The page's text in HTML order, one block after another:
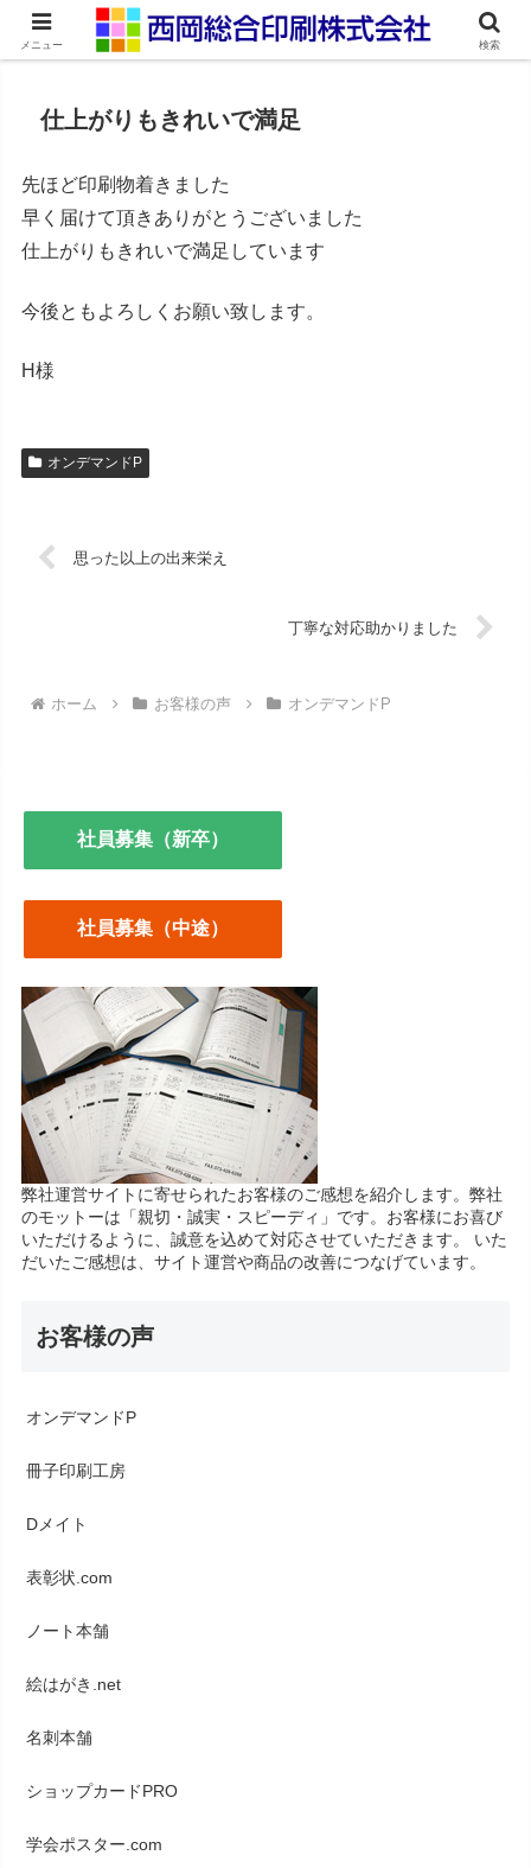
ネット印刷通販・オンデマンド印刷
仕上がりもきれいで満足
先ほど印刷物着きました
早く届けて頂きありがとうございました
仕上がりもきれいで満足しています
今後ともよろしくお願い致します。
H様
オンデマンドP
思った以上の出来栄え
丁寧な対応助かりました
ホーム お客様の声 オンデマンドP
社員募集（新卒）
社員募集（中途）
弊社運営サイトに寄せられたお客様のご感想を紹介します。弊社
のモットーは「親切・誠実・スピーディ」です。お客様にお喜び
いただけるように、誠意を込めて対応させていただきます。 いた
だいたご感想は、サイト運営や商品の改善につなげています。
お客様の声
オンデマンドP
冊子印刷工房
Dメイト
表彰状.com
ノート本舗
絵はがき.net
名刺本舗
ショップカードPRO
学会ポスター.com
メニュー 検索